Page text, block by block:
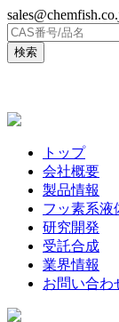
トップ
会社概要
製品情報
フッ素系液
研究開発
受託合成
業界情報
お問い合わ